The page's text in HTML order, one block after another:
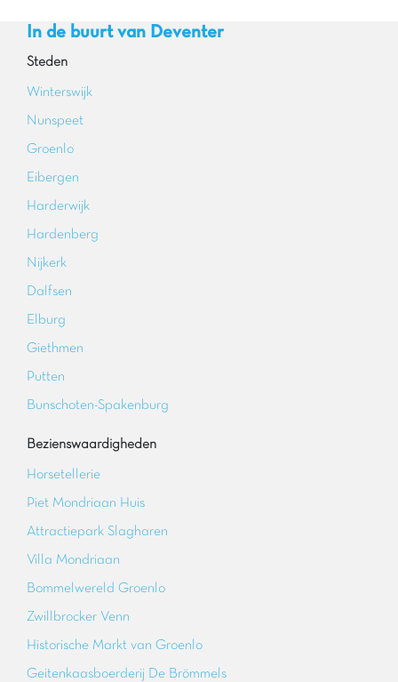
In de buurt van Deventer
Steden
Winterswijk
Nunspeet
Groenlo
Eibergen
Harderwijk
Hardenberg
Nijkerk
Dalfsen
Elburg
Giethmen
Putten
Bunschoten-Spakenburg
Bezienswaardigheden
Horsetellerie
Piet Mondriaan Huis
Attractiepark Slagharen
Villa Mondriaan
Bommelwereld Groenlo
Zwillbrocker Venn
Historische Markt van Groenlo
Geitenkaasboerderij De Brömmels